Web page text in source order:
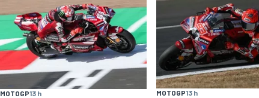
MOTOGP13 h MOTOGP13 h